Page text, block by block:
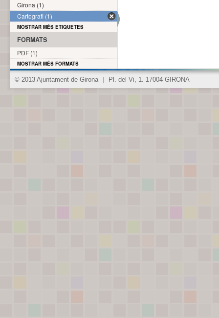
Girona (1)
Cartografi (1)
MOSTRAR MÉS ETIQUETES
FORMATS
PDF (1)
MOSTRAR MÉS FORMATS
© 2013 Ajuntament de Girona Pl. del Vi, 1. 17004 GIRONA